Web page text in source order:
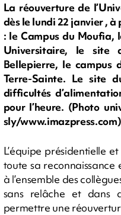
La réouverture de
dès le lundi 22 janvier ,
: le Campus du Moufia,
Universitaire, le
Bellepierre, le campus
Terre-Sainte. Le site
difficultés
pour l’heure. (Photo
sly/www.imazpress.com)
L’équipe présidentielle
toute sa reconnaissance
à l’ensemble des
sans relâche et dans
permettre une